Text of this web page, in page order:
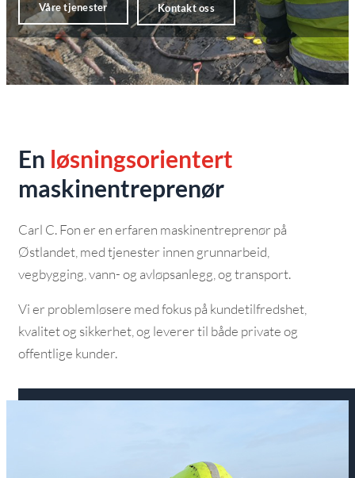
Våre tjenester Kontakt oss
En løsningsorientert
maskinentreprenør
Carl C. Fon er en erfaren maskinentreprenør på
Østlandet, med tjenester innen grunnarbeid,
vegbygging, vann- og avløpsanlegg, og transport.
Vi er problemløsere med fokus på kundetilfredshet,
kvalitet og sikkerhet, og leverer til både private og
offentlige kunder.